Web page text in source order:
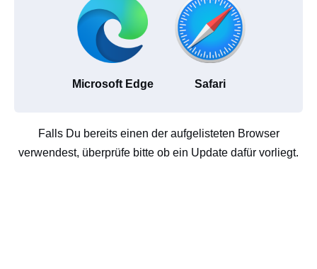
Microsoft Edge Safari
Falls Du bereits einen der aufgelisteten Browser
verwendest, überprüfe bitte ob ein Update dafür vorliegt.